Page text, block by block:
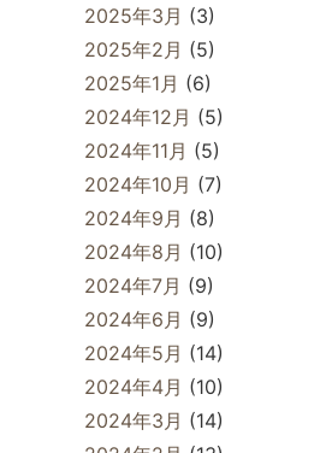
2025年3月 (3)
2025年2月 (5)
2025年1月 (6)
2024年12月 (5)
2024年11月 (5)
2024年10月 (7)
2024年9月 (8)
2024年8月 (10)
2024年7月 (9)
2024年6月 (9)
2024年5月 (14)
2024年4月 (10)
2024年3月 (14)